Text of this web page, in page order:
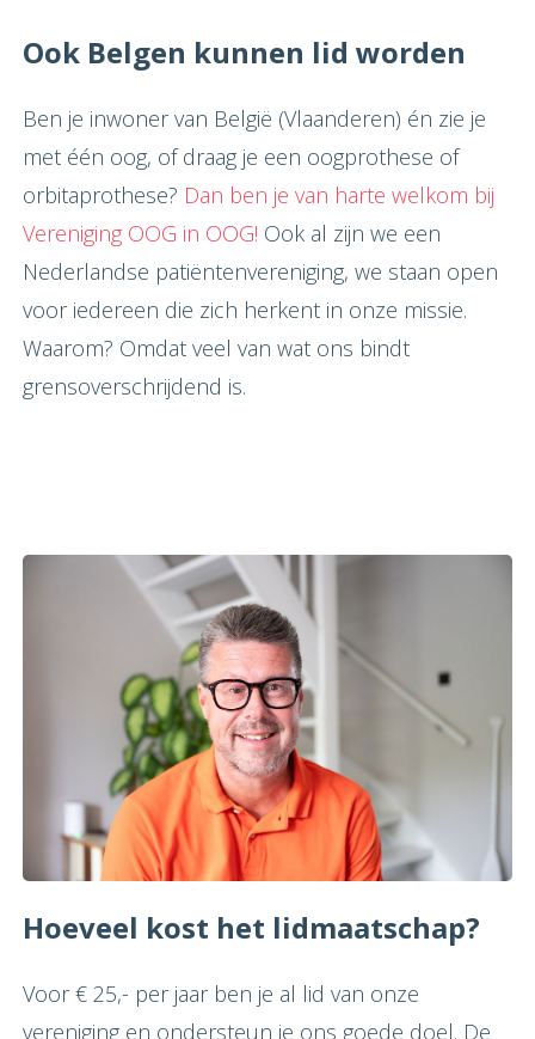
Ook Belgen kunnen lid worden
Ben je inwoner van België (Vlaanderen) én zie je
met één oog, of draag je een oogprothese of
orbitaprothese? Dan ben je van harte welkom bij
Vereniging OOG in OOG! Ook al zijn we een
Nederlandse patiëntenvereniging, we staan open
voor iedereen die zich herkent in onze missie.
Waarom? Omdat veel van wat ons bindt
grensoverschrijdend is.
Hoeveel kost het lidmaatschap?
Voor € 25,- per jaar ben je al lid van onze
vereniging en ondersteun je ons goede doel. De